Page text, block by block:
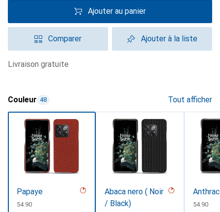
Ajouter au panier
Comparer Ajouter à la liste
livraison gratuite
Couleur 48 Tout afficher
Papaye
CHF
54.90
Abaca nero ( Noir
/ Black)
CHF
54.90